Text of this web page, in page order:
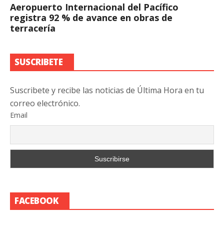
Aeropuerto Internacional del Pacífico
registra 92 % de avance en obras de
terracería
SUSCRIBETE
Suscribete y recibe las noticias de Última Hora en tu
correo electrónico.
Email
FACEBOOK